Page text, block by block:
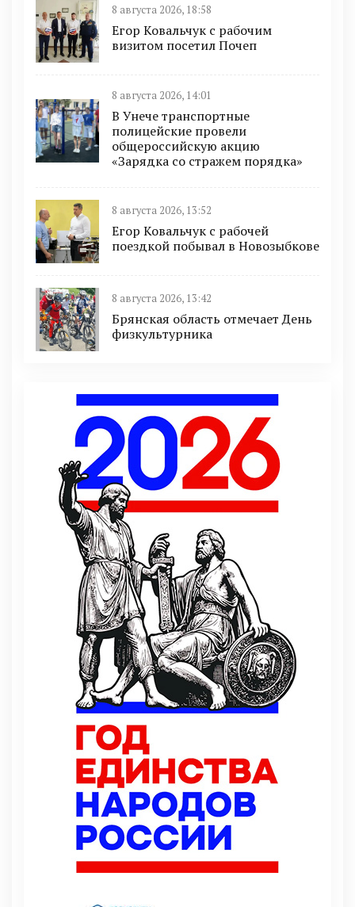
8 августа 2026, 18:58
Егор Ковальчук с рабочим
визитом посетил Почеп
8 августа 2026, 14:01
В Унече транспортные
полицейские провели
общероссийскую акцию
«Зарядка со стражем порядка»
8 августа 2026, 13:52
Егор Ковальчук с рабочей
поездкой побывал в Новозыбкове
8 августа 2026, 13:42
Брянская область отмечает День
физкультурника